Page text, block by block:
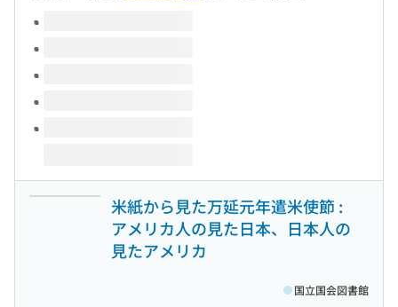
このタイトルの巻号
米紙から見た万延元年遣米使節 :
アメリカ人の見た日本、日本人の
見たアメリカ
国立国会図書館